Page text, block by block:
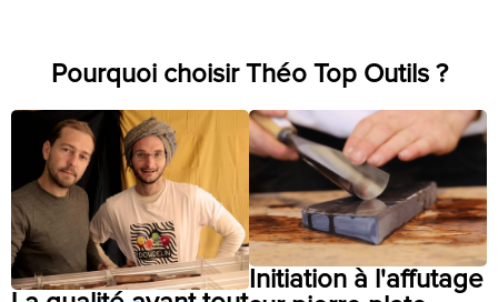
Pourquoi choisir Théo Top Outils ?
Initiation à l'affutage